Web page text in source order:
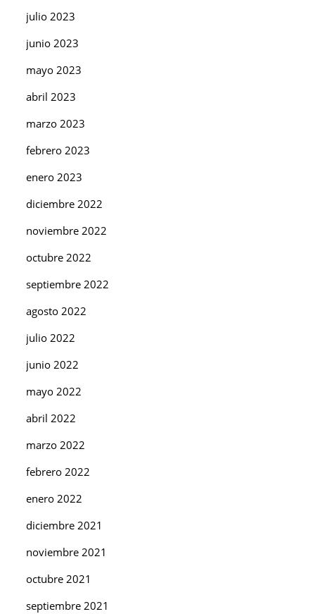
julio 2023
junio 2023
mayo 2023
abril 2023
marzo 2023
febrero 2023
enero 2023
diciembre 2022
noviembre 2022
octubre 2022
septiembre 2022
agosto 2022
julio 2022
junio 2022
mayo 2022
abril 2022
marzo 2022
febrero 2022
enero 2022
diciembre 2021
noviembre 2021
octubre 2021
septiembre 2021